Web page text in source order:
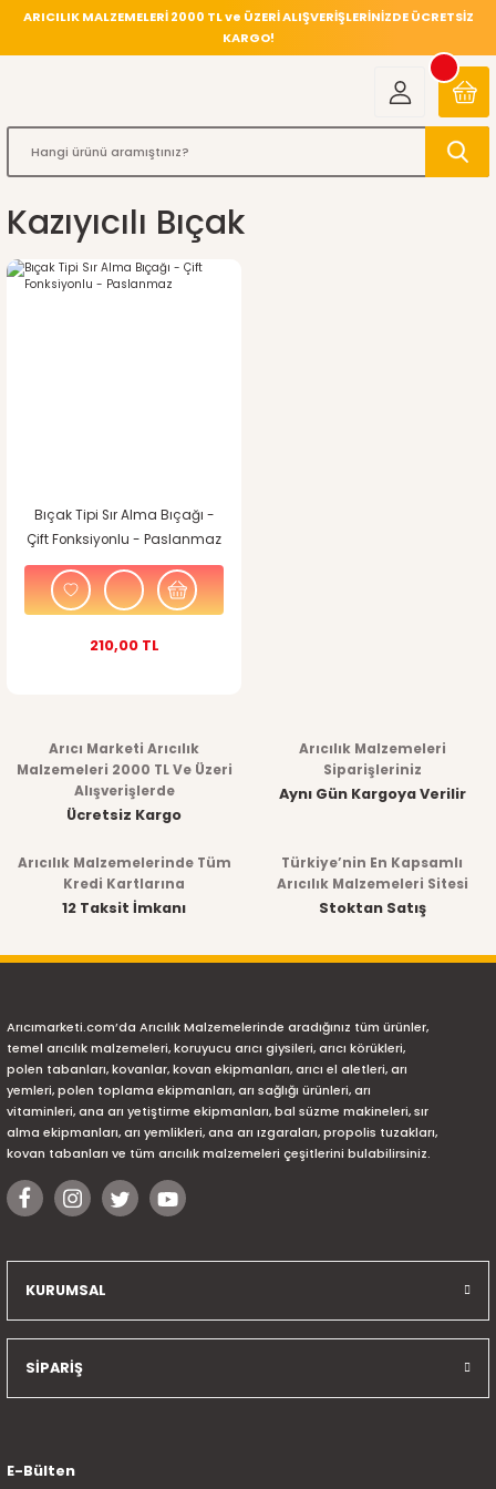
ARICILIK MALZEMELERİ 2000 TL ve ÜZERİ ALIŞVERİŞLERİNİZDE ÜCRETSİZ
KARGO!
Kazıyıcılı Bıçak
Bıçak Tipi Sır Alma Bıçağı -
Çift Fonksiyonlu - Paslanmaz
210,00 TL
Arıcı Marketi Arıcılık
Malzemeleri 2000 TL Ve Üzeri
Alışverişlerde
Ücretsiz Kargo
Arıcılık Malzemeleri
Siparişleriniz
Aynı Gün Kargoya Verilir
Arıcılık Malzemelerinde Tüm
Kredi Kartlarına
12 Taksit İmkanı
Türkiye’nin En Kapsamlı
Arıcılık Malzemeleri Sitesi
Stoktan Satış
Arıcımarketi.com’da Arıcılık Malzemelerinde aradığınız tüm ürünler,
temel arıcılık malzemeleri, koruyucu arıcı giysileri, arıcı körükleri,
polen tabanları, kovanlar, kovan ekipmanları, arıcı el aletleri, arı
yemleri, polen toplama ekipmanları, arı sağlığı ürünleri, arı
vitaminleri, ana arı yetiştirme ekipmanları, bal süzme makineleri, sır
alma ekipmanları, arı yemlikleri, ana arı ızgaraları, propolis tuzakları,
kovan tabanları ve tüm arıcılık malzemeleri çeşitlerini bulabilirsiniz.
KURUMSAL
SİPARİŞ
E-Bülten